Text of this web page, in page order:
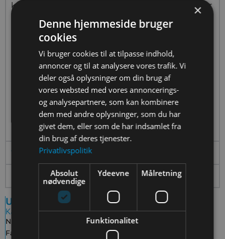
kredsløb om Jorden er, og hvordan man beregner
hvilken hastighed man skal bevæge sig med, for
at holde sig i kredsløbet.
Om ScienceGuides
ScienceGuides er et gratis initiativ, der skal bringe
en værktøjskasse til elever i gymnasiet, der enten
har svært ved at finde en vej ind i fysik og kemi,
eller også bare har brug for at høre det igen –
forklaret på en anden måde end de lige har hørt
læreren forklare det.
Til læreren
Inspiration
Undervisningsaktivitet
Kategorier
Niveau:
Gymnasiale uddannelser
Fag:
×
Denne hjemmeside bruger
cookies
Vi bruger cookies til at tilpasse indhold,
annoncer og til at analysere vores trafik. Vi
deler også oplysninger om din brug af
vores websted med vores annoncerings-
og analysepartnere, som kan kombinere
dem med andre oplysninger, som du har
givet dem, eller som de har indsamlet fra
din brug af deres tjenester.
Privatlivspolitik
Absolut
nødvendige
Ydeevne Målretning
Funktionalitet